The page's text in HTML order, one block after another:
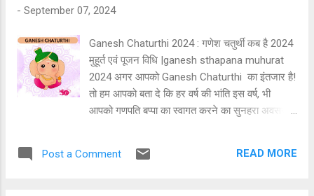
diwali wishes images happy diwali wishes
images happy diwali wishes images happy
diwali wishes images Happy Diwali Wishes
and Quotes "On this Diwali, may your heart
be as bright as the sky lit with fireworks, and
your spirits be as high as the kites that soar.
Happy Diwali!" "May the festival of lights
illuminate your path towards prosperity...
- September 07, 2024
Ganesh Chaturthi 2024 : गणेश चतुर्थी कब है 2024
मुहूर्त एवं पूजन विधि |ganesh sthapana muhurat
2024 अगर आपको Ganesh Chaturthi का इंतजार है!
तो हम आपको बता दे कि हर वर्ष की भांति इस वर्ष, भी
आपको गणपति बप्पा का स्वागत करने का सुनहरा अवसर
बताएंगे कि इस गणेश चतुर्थी का मुहूर्त कब है और कैसे
Post a Comment READ MORE